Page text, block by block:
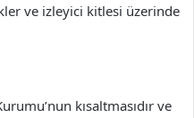
ve izleyici kitlesi üzerinde
kısaltmasıdır ve